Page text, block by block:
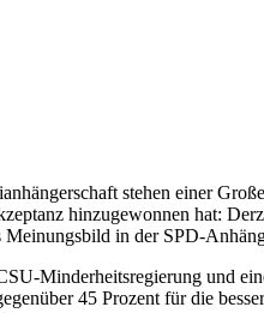
stehen einer
hinzugewonnen hat:
in der SPD-
Minderheitsregierung und
45 Prozent für die